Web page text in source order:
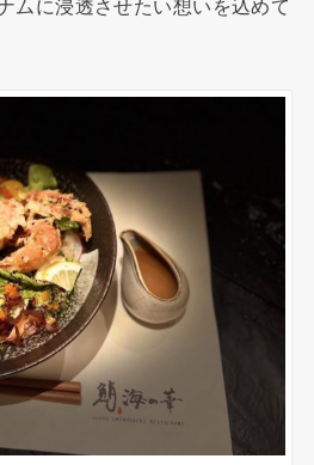
ムに浸透させたい想いを込めて